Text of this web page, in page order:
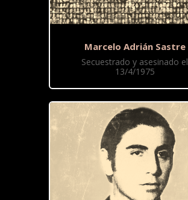
Marcelo Adrián Sastre
Secuestrado y asesinado el
13/4/1975